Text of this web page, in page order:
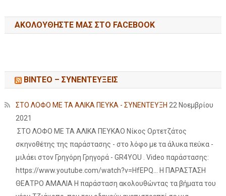
ΑΚΟΛΟΥΘΉΣΤΕ ΜΑΣ ΣΤΟ FACEBOOK
ΒΙΝΤΕΟ – ΣΥΝΕΝΤΕΥΞΕΙΣ
ΣΤΟ ΛΟΦΟ ΜΕ ΤΑ ΑΛΙΚΑ ΠΕΥΚΑ - ΣΥΝΕΝΤΕΥΞΗ 22 Νοεμβρίου
2021
ΣΤΟ ΛΟΦΟ ΜΕ ΤΑ ΑΛΙΚΑ ΠΕΥΚΑΟ Νίκος Ορτετζάτος
σκηνοθέτης της παράστασης - στο λόφο με τα άλυκα πεύκα -
μιλάει στον Γρηγόρη Γρηγορά - GR4YOU . Video παράστασης:
https://www.youtube.com/watch?v=HfEPQ... Η ΠΑΡΑΣΤΑΣΗ
ΘΕΑΤΡΟ ΑΜΑΛΙΑ Η παράσταση ακολουθώντας τα βήματα του